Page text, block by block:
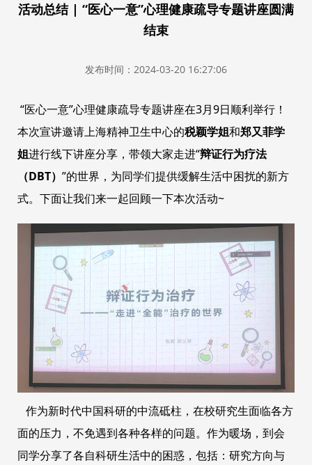
活动总结 | “医心一意”心理健康疏导专题讲座圆满
结束
发布时间：2024-03-20 16:27:06
“医心一意”心理健康疏导专题讲座在3月9日顺利举行！
本次宣讲邀请上海精神卫生中心的税颖学姐和郑又菲学
姐进行线下讲座分享，带领大家走进“辩证行为疗法
（DBT） ”的世界，为同学们提供缓解生活中困扰的新方
式。下面让我们来一起回顾一下本次活动~
作为新时代中国科研的中流砥柱，在校研究生面临各方
面的压力，不免遇到各种各样的问题。作为暖场，到会
同学分享了各自科研生活中的困惑，包括：研究方向与